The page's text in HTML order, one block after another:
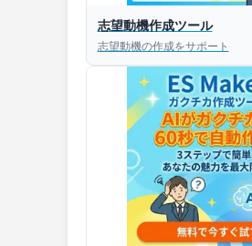
志望動機作成ツール
志望動機の作成をサポート